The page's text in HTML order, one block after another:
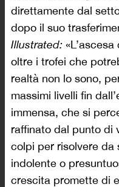
direttamente dal
dopo il suo
Illustrated:
oltre i trofei che
realtà non lo sono,
massimi livelli fin
immensa, che si
raffinato dal punto di
colpi per risolvere da
indolente o
crescita promette di